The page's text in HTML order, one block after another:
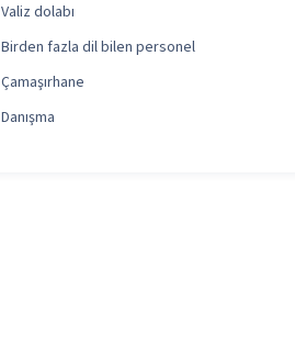
Valiz dolabı
Birden fazla dil bilen personel
Çamaşırhane
Danışma